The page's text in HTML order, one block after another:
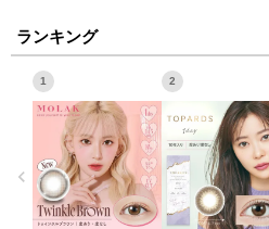
ランキング
1 2